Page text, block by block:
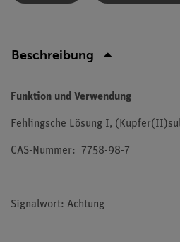
Beschreibung
Funktion und Verwendung
Fehlingsche Lösung I,
CAS-Nummer: 7758-98-7
Signalwort: Achtung